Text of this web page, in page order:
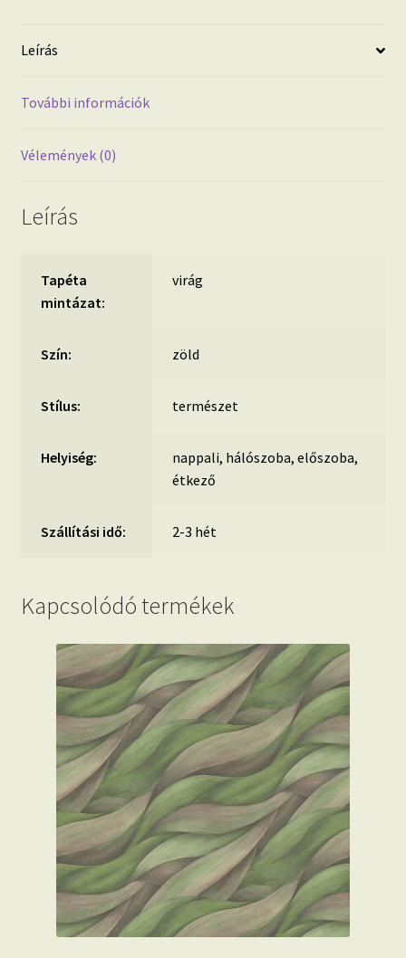
05
Leírás
További információk
Vélemények (0)
Leírás
Tapéta
mintázat:
virág
Szín: zöld
Stílus: természet
Helyiség:
nappali, hálószoba, előszoba,
étkező
Szállítási idő: 2-3 hét
Kapcsolódó termékek